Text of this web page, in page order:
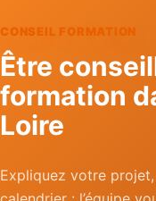
CONSEIL FORMATION
Être
formation
Loire
Expliquez votre